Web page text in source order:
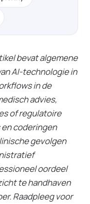
bevat algemene
AI-technologie in
in de
advies,
of regulatoire
coderingen
gevolgen
oordeel
te handhaven
Raadpleeg voor